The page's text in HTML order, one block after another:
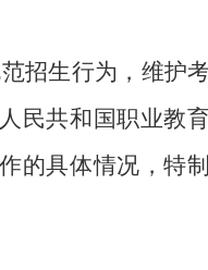
招生行为，维护
民共和国职业教育
的具体情况，特